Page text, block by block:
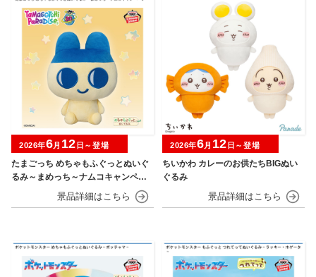
たまごっち めちゃもふぐっとぬいぐ
るみ～まめっち～ナムコキャンペー
2026年6月 12 日～登場
ちいかわ カレーのお供たちBIGぬい
ぐるみ
2026年6月 12 日～登場